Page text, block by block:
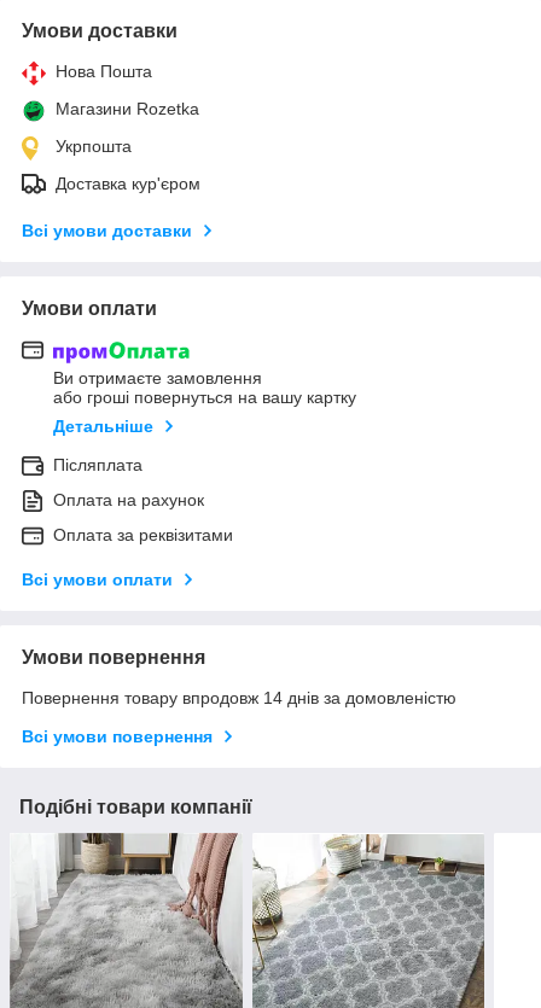
Умови доставки
Нова Пошта
Магазини Rozetka
Укрпошта
Доставка кур'єром
Всі умови доставки
Умови оплати
Ви отримаєте замовлення
або гроші повернуться на вашу картку
Детальніше
Післяплата
Оплата на рахунок
Оплата за реквізитами
Всі умови оплати
Умови повернення
Повернення товару впродовж 14 днів за домовленістю
Всі умови повернення
Подібні товари компанії